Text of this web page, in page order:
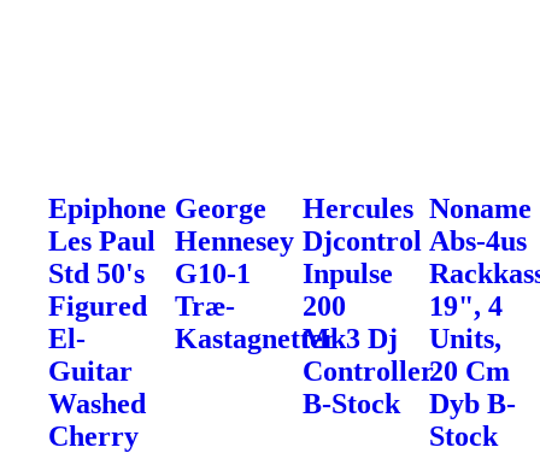
Epiphone
Les Paul
Std 50's
Figured
El-
Guitar
Washed
Cherry
George
Hennesey
G10-1
Træ-
Kastagnetter
Hercules
Djcontrol
Inpulse
200
Mk3 Dj
Controller
B-Stock
Noname
Abs-4us
19", 4
Units,
20 Cm
Dyb B-
Stock